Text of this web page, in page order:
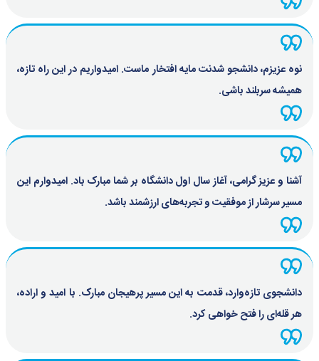
نوه عزیزم، دانشجو شدنت مایه افتخار ماست. امیدواریم در این راه تازه،
همیشه سربلند باشی.
آشنا و عزیز گرامی، آغاز سال اول دانشگاه بر شما مبارک باد. امیدوارم این
مسیر سرشار از موفقیت و تجربه‌های ارزشمند باشد.
دانشجوی تازه‌وارد، قدمت به این مسیر پرهیجان مبارک. با امید و اراده،
هر قله‌ای را فتح خواهی کرد.